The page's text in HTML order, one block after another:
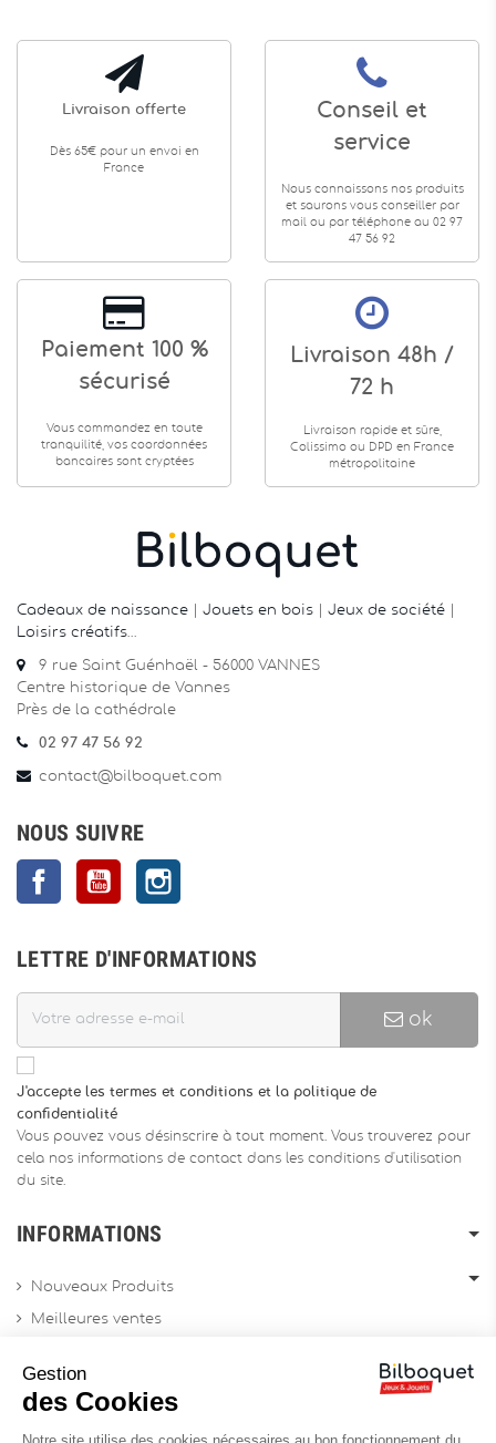
Livraison offerte
Dès 65€ pour un envoi en
France
Conseil et
service
Nous connaissons nos produits
et saurons vous conseiller par
mail ou par téléphone au 02 97
47 56 92
Paiement 100 %
sécurisé
Vous commandez en toute
tranquilité, vos coordonnées
bancaires sont cryptées
Livraison 48h /
72 h
Livraison rapide et sûre,
Colissimo ou DPD en France
métropolitaine
Cadeaux de naissance Jouets en bois Jeux de société
Loisirs créatifs
9 rue Saint Guénhaël - 56000 VANNES
Centre historique de Vannes
Près de la cathédrale
02 97 47 56 92
contact@bilboquet.com
NOUS SUIVRE
FacebookYouTube
LETTRE D'INFORMATIONS
ok
J'accepte les termes et conditions et la politique de
confidentialité
Vous pouvez vous désinscrire à tout moment. Vous trouverez pour
cela nos informations de contact dans les conditions d'utilisation
du site.
INFORMATIONS
Nouveaux Produits
Meilleures ventes
Archives produits
Gestion
des Cookies